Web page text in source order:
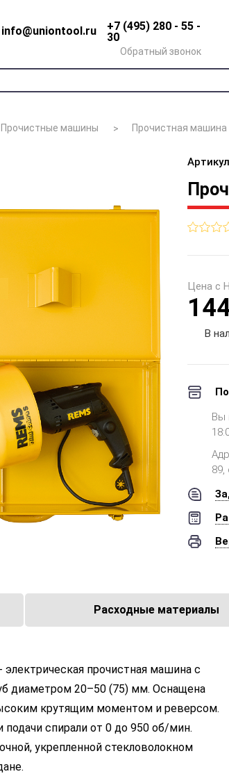
info@uniontool.ru
+7 (495) 280 - 55 -
30
Обратный звонок
Прочистные машины Прочистная машина
Цена с
В
Вы
89,
Расходные материалы
- электрическая прочистная машина с
диаметром 20–50 (75) мм. Оснащена
крутящим моментом и реверсом.
спирали от 0 до 950 об/мин.
укрепленной стекловолокном